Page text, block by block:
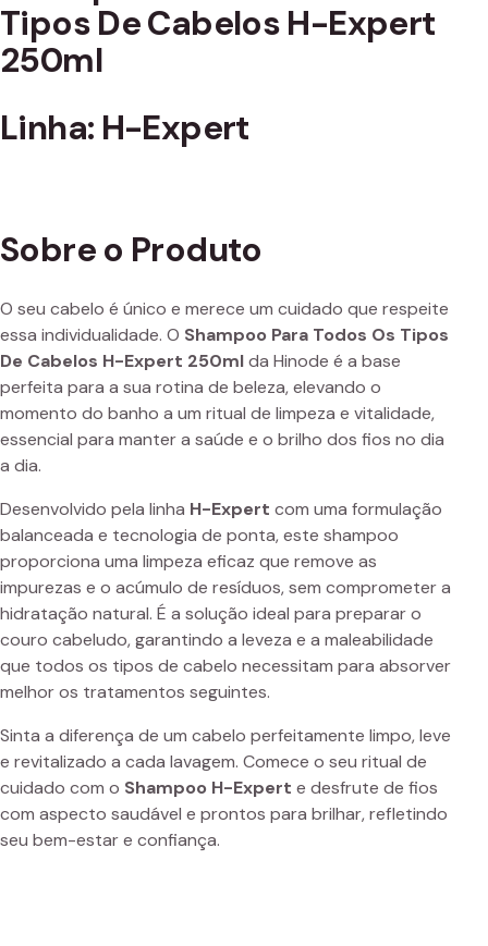
Tipos De Cabelos H-Expert
250ml
Linha: H-Expert
Sobre o Produto
O seu cabelo é único e merece um cuidado que respeite
essa individualidade. O Shampoo Para Todos Os Tipos
De Cabelos H-Expert 250mlda Hinode é a base
perfeita para a sua rotina de beleza, elevando o
momento do banho a um ritual de limpeza e vitalidade,
essencial para manter a saúde e o brilho dos fios no dia
a dia.
Desenvolvido pela linha H-Expert com uma formulação
balanceada e tecnologia de ponta, este shampoo
proporciona uma limpeza eficaz que remove as
impurezas e o acúmulo de resíduos, sem comprometer a
hidratação natural. É a solução ideal para preparar o
couro cabeludo, garantindo a leveza e a maleabilidade
que todos os tipos de cabelo necessitam para absorver
melhor os tratamentos seguintes.
Sinta a diferença de um cabelo perfeitamente limpo, leve
e revitalizado a cada lavagem. Comece o seu ritual de
cuidado com o Shampoo H-Expert e desfrute de fios
com aspecto saudável e prontos para brilhar, refletindo
seu bem-estar e confiança.